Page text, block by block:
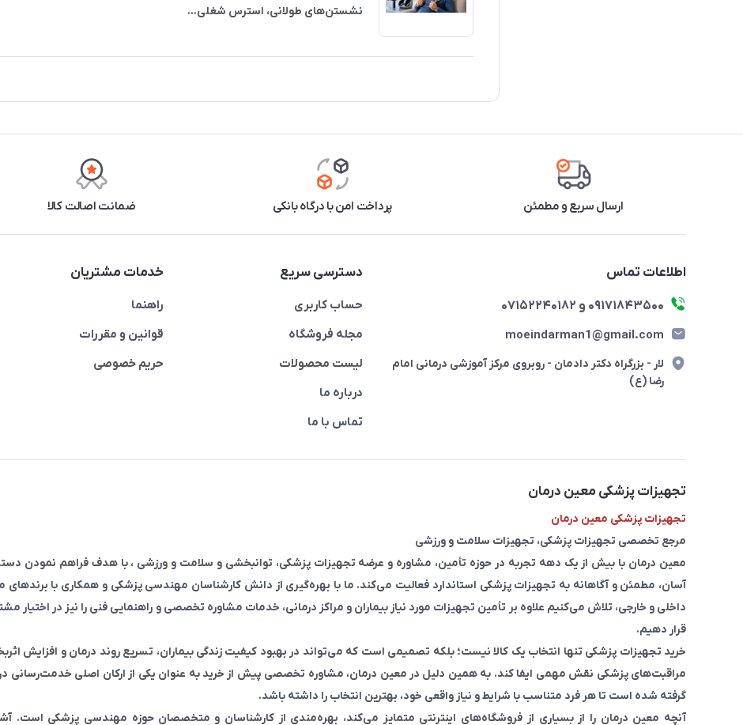
نشستن‌های طولانی، استرس شغلی...
ارسال سریع و مطمئن پرداخت امن با درگاه بانکی ضمانت اصالت کالا
اطلاعات تماس
09171843500 و 07152240182
moeindarman1@gmail.com
لار - بزرگراه دکتر دادمان - روبروی مرکز آموزشی درمانی امام
رضا (ع)
دسترسی سریع
حساب کاربری
مجله فروشگاه
لیست محصولات
درباره ما
تماس با ما
خدمات مشتریان
راهنما
قوانین و مقررات
حریم خصوصی
تجهیزات پزشکی معین درمان
تجهیزات پزشکی معین درمان
مرجع تخصصی تجهیزات پزشکی، تجهیزات سلامت و ورزشی
معین درمان با بیش از یک دهه تجربه در حوزه تأمین، مشاوره و عرضه تجهیزات پزشکی، توانبخشی و سلامت و ورزشی ، با هدف فراهم نمودن
آسان، مطمئن و آگاهانه به تجهیزات پزشکی استاندارد فعالیت می‌کند. ما با بهره‌گیری از دانش کارشناسان مهندسی پزشکی و همکاری با برندهای
داخلی و خارجی، تلاش می‌کنیم علاوه بر تأمین تجهیزات مورد نیاز بیماران و مراکز درمانی، خدمات مشاوره تخصصی و راهنمایی فنی را نیز در اختیار
قرار دهیم.
خرید تجهیزات پزشکی تنها انتخاب یک کالا نیست؛ بلکه تصمیمی است که می‌تواند در بهبود کیفیت زندگی بیماران، تسریع روند درمان و افزایش
مراقبت‌های پزشکی نقش مهمی ایفا کند. به همین دلیل در معین درمان، مشاوره تخصصی پیش از خرید به عنوان یکی از ارکان اصلی خدمت‌رسانی
گرفته شده است تا هر فرد متناسب با شرایط و نیاز واقعی خود، بهترین انتخاب را داشته باشد.
آنچه معین درمان را از بسیاری از فروشگاه‌های اینترنتی متمایز می‌کند، بهره‌مندی از کارشناسان و متخصصان حوزه مهندسی پزشکی است.